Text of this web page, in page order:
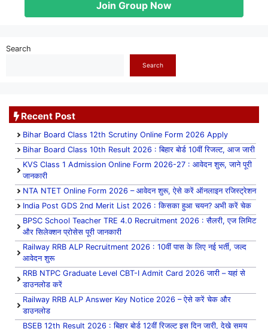
Join Group Now
Search
Search
Recent Post
Bihar Board Class 12th Scrutiny Online Form 2026 Apply
Bihar Board Class 10th Result 2026 : बिहार बोर्ड 10वीं रिजल्ट, आज जारी
KVS Class 1 Admission Online Form 2026-27 : आवेदन शुरू, जाने पूरी
जानकारी
NTA NTET Online Form 2026 – आवेदन शुरू, ऐसे करें ऑनलाइन रजिस्ट्रेशन
India Post GDS 2nd Merit List 2026 : किसका हुआ चयन? अभी करें चेक
BPSC School Teacher TRE 4.0 Recruitment 2026 : सैलरी, एज लिमिट
और सिलेक्शन प्रोसेस पूरी जानकारी
Railway RRB ALP Recruitment 2026 : 10वीं पास के लिए नई भर्ती, जल्द
आवेदन शुरू
RRB NTPC Graduate Level CBT-I Admit Card 2026 जारी – यहां से
डाउनलोड करें
Railway RRB ALP Answer Key Notice 2026 – ऐसे करें चेक और
डाउनलोड
BSEB 12th Result 2026 : बिहार बोर्ड 12वीं रिजल्ट इस दिन जारी, देखे समय